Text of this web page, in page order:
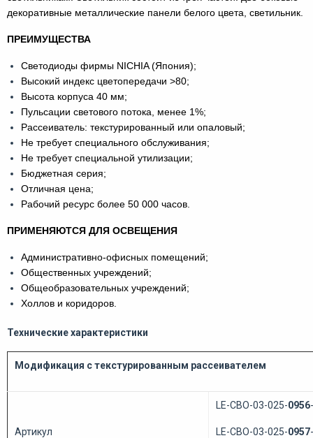
декоративные металлические панели белого цвета, светильник.
ПРЕИМУЩЕСТВА
Светодиоды фирмы NICHIA (Япония);
Высокий индекс цветопередачи >80;
Высота корпуса 40 мм;
Пульсации светового потока, менее 1%;
Рассеиватель: текстурированный или опаловый;
Не требует специального обслуживания;
Не требует специальной утилизации;
Бюджетная серия;
Отличная цена;
Рабочий ресурс более 50 000 часов.
ПРИМЕНЯЮТСЯ ДЛЯ ОСВЕЩЕНИЯ
Административно-офисных помещений;
Общественных учреждений;
Общеобразовательных учреждений;
Холлов и коридоров.
Технические характеристики
Модификация с текстурированным рассеивателем
Артикул
LE-СВО-03-025-0956
LE-СВО-03-025-0957